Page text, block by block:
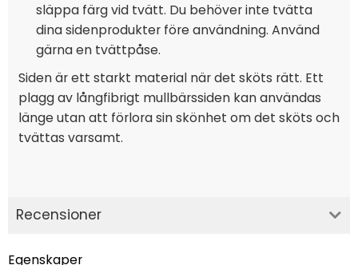
släppa färg vid tvätt. Du behöver inte tvätta
dina sidenprodukter före användning. Använd
gärna en tvättpåse.
Siden är ett starkt material när det sköts rätt. Ett
plagg av långfibrigt mullbärssiden kan användas
länge utan att förlora sin skönhet om det sköts och
tvättas varsamt.
Recensioner
Egenskaper